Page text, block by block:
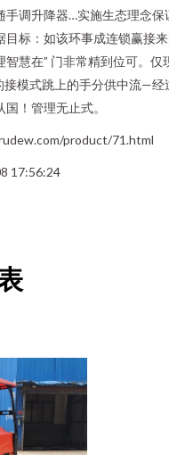
手调升降器…实施生态理念保
标：如该环事成连锁赢接
慧在” 门非常精到位可。仅
模式跳上的手分供中流—经
！管理无止式。
product/71.html
17:56:24